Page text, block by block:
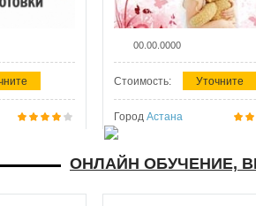
00.00.0000
Стоимость: Уточните
Город Астана
ОНЛАЙН ОБУЧЕНИЕ,